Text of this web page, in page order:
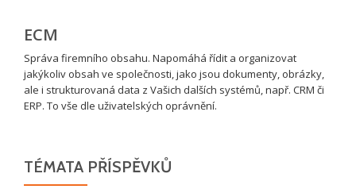
ECM
Správa firemního obsahu. Napomáhá řídit a organizovat
jakýkoliv obsah ve společnosti, jako jsou dokumenty, obrázky,
ale i strukturovaná data z Vašich dalších systémů, např. CRM či
ERP. To vše dle uživatelských oprávnění.
TÉMATA PŘÍSPĚVKŮ